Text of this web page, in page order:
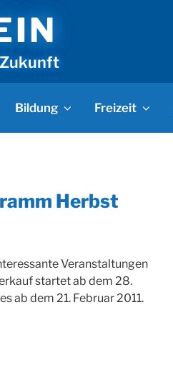
Bildung Freizeit
Herbst
Veranstaltungen
startet ab dem 28.
ab dem 21. Februar 2011.